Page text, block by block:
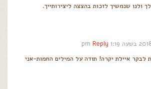
שנמשיך לזכות בהצצה ליצירותייך.
Reply
איילת יקרה! תודה על המילים החמות-אני